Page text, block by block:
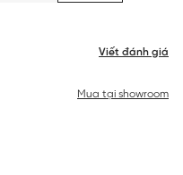
Viết đánh giá
Mua tại showroom